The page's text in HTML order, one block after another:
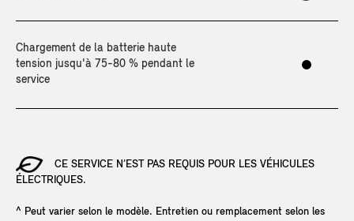
Chargement de la batterie haute
tension jusqu'à 75-80 % pendant le
service
CE SERVICE N’EST PAS REQUIS POUR LES VÉHICULES
ÉLECTRIQUES.
^ Peut varier selon le modèle. Entretien ou remplacement selon les